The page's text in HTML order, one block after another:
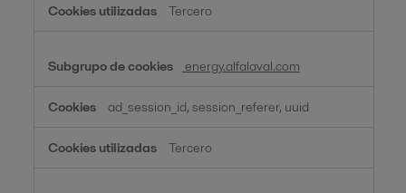
Tercero
energy.alfalaval.com
ad_session_id, session_referer, uuid
Tercero